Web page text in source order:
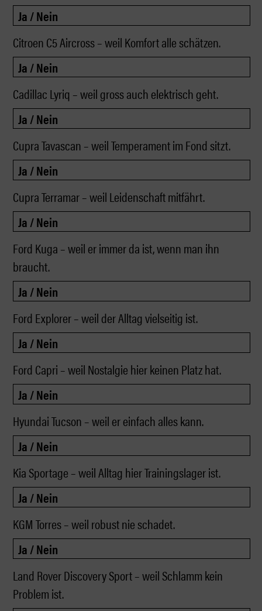
Citroen C5 Aircross – weil Komfort alle schätzen.
Cadillac Lyriq – weil gross auch elektrisch geht.
Cupra Tavascan – weil Temperament im Fond sitzt.
Cupra Terramar – weil Leidenschaft mitfährt.
Ford Kuga – weil er immer da ist, wenn man ihn
braucht.
Ford Explorer – weil der Alltag vielseitig ist.
Ford Capri – weil Nostalgie hier keinen Platz hat.
Hyundai Tucson – weil er einfach alles kann.
Kia Sportage – weil Alltag hier Trainingslager ist.
KGM Torres – weil robust nie schadet.
Land Rover Discovery Sport – weil Schlamm kein
Problem ist.